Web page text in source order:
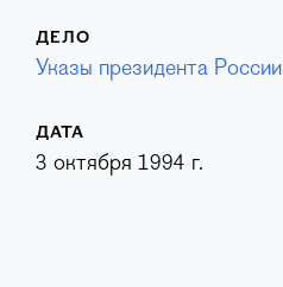
ДЕЛО
Указы президента России
ДАТА
3 октября 1994 г.